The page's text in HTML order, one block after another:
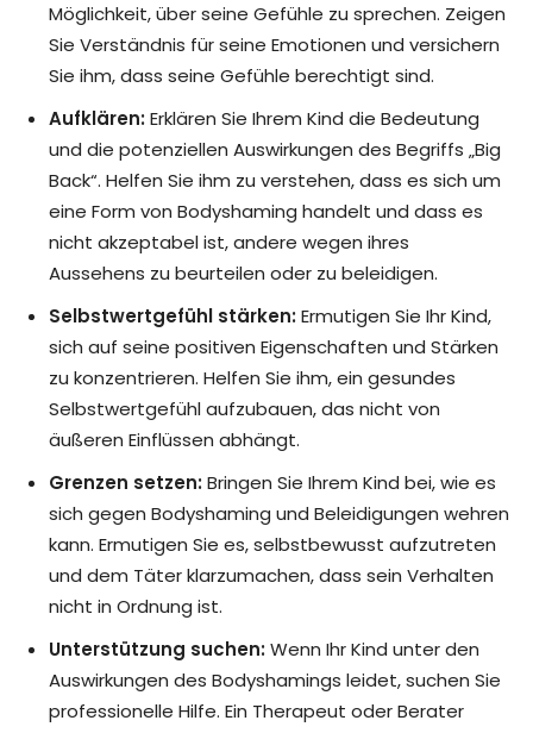
Möglichkeit, über seine Gefühle zu sprechen. Zeigen
Sie Verständnis für seine Emotionen und versichern
Sie ihm, dass seine Gefühle berechtigt sind.
Aufklären:Erklären Sie Ihrem Kind die Bedeutung
und die potenziellen Auswirkungen des Begriffs „Big
Back“. Helfen Sie ihm zu verstehen, dass es sich um
eine Form von Bodyshaming handelt und dass es
nicht akzeptabel ist, andere wegen ihres
Aussehens zu beurteilen oder zu beleidigen.
Selbstwertgefühl stärken:Ermutigen Sie Ihr Kind,
sich auf seine positiven Eigenschaften und Stärken
zu konzentrieren. Helfen Sie ihm, ein gesundes
Selbstwertgefühl aufzubauen, das nicht von
äußeren Einflüssen abhängt.
Grenzen setzen:Bringen Sie Ihrem Kind bei, wie es
sich gegen Bodyshaming und Beleidigungen wehren
kann. Ermutigen Sie es, selbstbewusst aufzutreten
und dem Täter klarzumachen, dass sein Verhalten
nicht in Ordnung ist.
Unterstützung suchen:Wenn Ihr Kind unter den
Auswirkungen des Bodyshamings leidet, suchen Sie
professionelle Hilfe. Ein Therapeut oder Berater